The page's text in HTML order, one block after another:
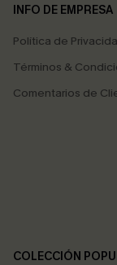
INFO DE EMPRESA
Política de
Términos &
Comentarios de
COLECCIÓN